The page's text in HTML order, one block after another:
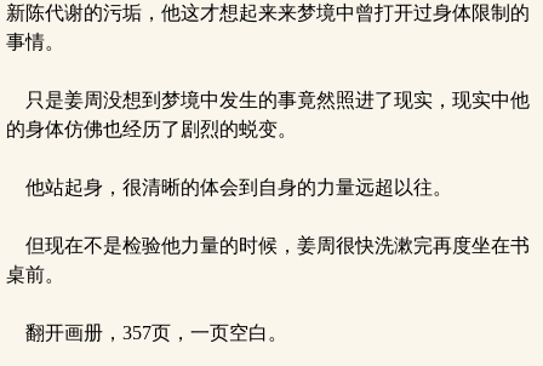
新陈代谢的污垢，他这才想起来来梦境中曾打开过身体限制的
事情。
只是姜周没想到梦境中发生的事竟然照进了现实，现实中他
的身体仿佛也经历了剧烈的蜕变。
他站起身，很清晰的体会到自身的力量远超以往。
但现在不是检验他力量的时候，姜周很快洗漱完再度坐在书
桌前。
翻开画册，357页，一页空白。